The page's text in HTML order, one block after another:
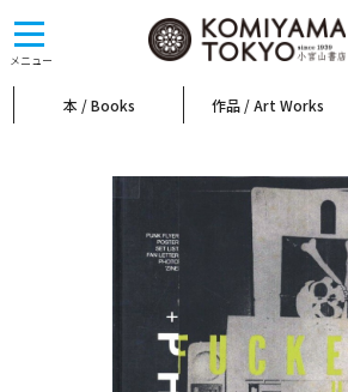
メニュー
toggle
navigation
本 / Books 作品 / Art Works